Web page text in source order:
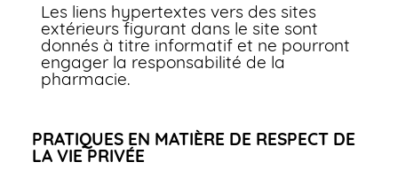
Les liens hypertextes vers des sites
extérieurs figurant dans le site sont
donnés à titre informatif et ne pourront
engager la responsabilité de la
pharmacie.
PRATIQUES EN MATIÈRE DE RESPECT DE
LA VIE PRIVÉE